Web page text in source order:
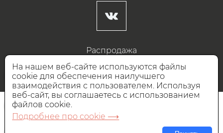
Распродажа
Готовые дизайны
Дизайнерам
НАШИ ПАРТНЁРЫ
На нашем веб-сайте используются файлы
cookie для обеспечения наилучшего
взаимодействия с пользователем. Используя
веб-сайт, вы соглашаетесь с использованием
файлов cookie.
Подробнее про cookie ⟶